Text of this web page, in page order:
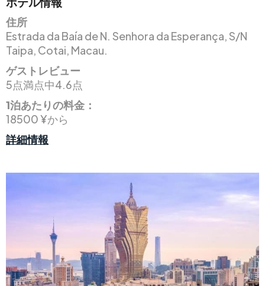
住所
Estrada da Baía de N. Senhora da Esperança, S/N
Taipa, Cotai, Macau.
ゲストレビュー
5点満点中4.6点
1泊あたりの料金：
18500 ¥から
詳細情報